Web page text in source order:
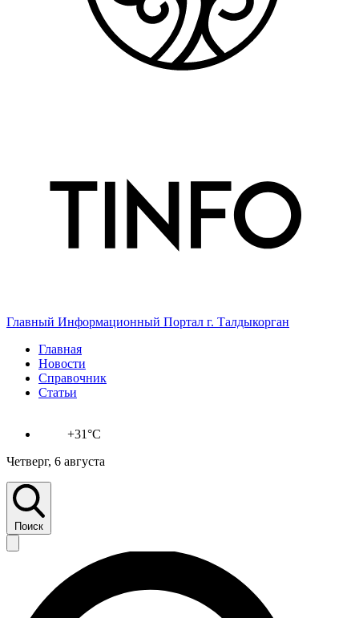
Главный Информационный Портал г. Талдыкорган
Главная
Новости
Справочник
Статьи
+31°C
Четверг, 6 августа
Поиск